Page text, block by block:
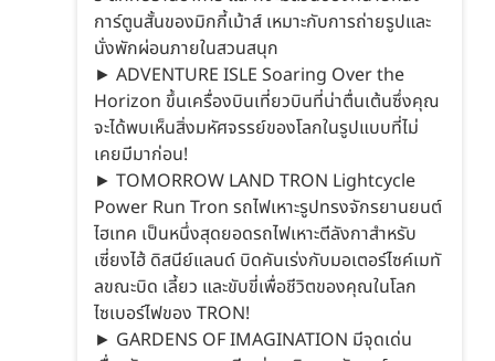
การ์ตูนสั้นของมิกกี้เม้าส์ เหมาะกับการถ่ายรูปและ
นั่งพักผ่อนภายในสวนสนุก
► ADVENTURE ISLE Soaring Over the
Horizon ขึ้นเครื่องบินเที่ยวบินที่น่าตื่นเต้นซึ่งคุณ
จะได้พบเห็นสิ่งมหัศจรรย์ของโลกในรูปแบบที่ไม่
เคยมีมาก่อน!
► TOMORROW LAND TRON Lightcycle
Power Run Tron รถไฟเหาะรูปทรงจักรยานยนต์
ไฮเทค เป็นหนึ่งสุดยอดรถไฟเหาะตีลังกาสำหรับ
เซี่ยงไฮ้ ดิสนีย์แลนด์ บิดคันเร่งกับมอเตอร์ไซค์เมทั
ลขณะบิด เลี้ยว และขับขี่เพื่อชีวิตของคุณในโลก
ไซเบอร์ไฟของ TRON!
► GARDENS OF IMAGINATION มีจุดเด่น